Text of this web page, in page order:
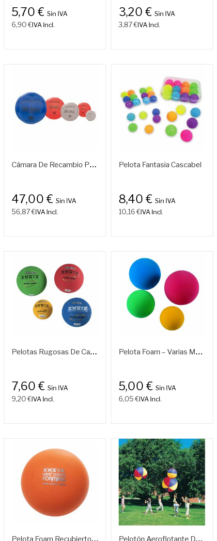
5,70 € Sin IVA
6,90 €IVA Incl.
3,20 € Sin IVA
3,87 €IVA Incl.
C
Ámara De Recambio Para Pelota "big Ball"
47,00 € Sin IVA
56,87 €IVA Incl.
Pelota Fantasia Cascabel
8,40 € Sin IVA
10,16 €IVA Incl.
P
Elotas Rugosas De Caucho Celular Ø130/180/220 Mm
7,60 € Sin IVA
9,20 €IVA Incl.
P
Elota Foam – Varias Medidas Y Colores
5,00 € Sin IVA
6,05 €IVA Incl.
P
Elota Foam Recubierto Ligero P
Elotón Aeroflotante De Nylon | Disponible En Ø45, Ø60, Ø75, Ø90 Y Ø120 Cm